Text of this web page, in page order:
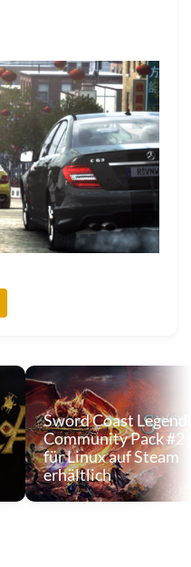
Sword Coast
Community Pack #2
für Linux auf Steam
erhältlich